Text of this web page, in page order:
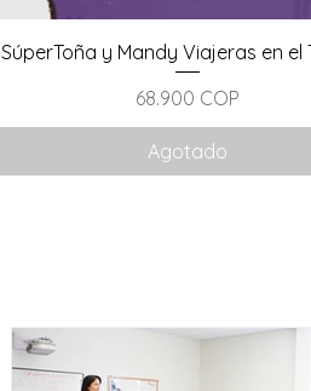
SúperToña y Mandy Viajeras en el
Precio
68.900 COP
Agotado